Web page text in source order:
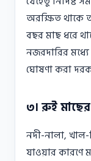
অরক্ষিত থাকে
বছর মাছ ধরে
নজরদারির মধ্যে
ঘোষণা করা
৩। রুই
নদী-নালা,
যাওয়ার কারণে